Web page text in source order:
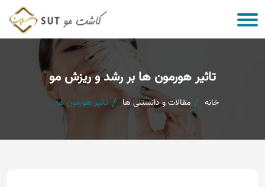
تاثیر هورمون ها بر رشد و ریزش مو
خانه مقالات و دانستنی ها تاثیر هورمون ها ...